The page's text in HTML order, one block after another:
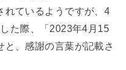
れているようですが、4
た際、「2023年4月15
と、感謝の言葉が記載さ